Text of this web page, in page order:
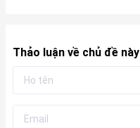
Thảo luận về chủ đề này